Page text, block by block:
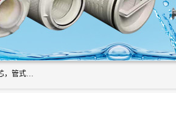
广州滤源过滤器材有限公司主营经营产品有：PTFE烧结滤芯、PE滤芯，烧结滤芯，PE烧结滤芯，PA烧结滤芯，管式膜支撑管，真空上料机滤芯，粉末烧结滤芯，止溢滤芯，吸头滤芯，湿化瓶滤芯、不锈钢烧结滤芯等。公司现拥有一批精干的管理人员和一支高素质的技术队伍，舒适优雅的办公环境和拥有全新现代化标准厂房。